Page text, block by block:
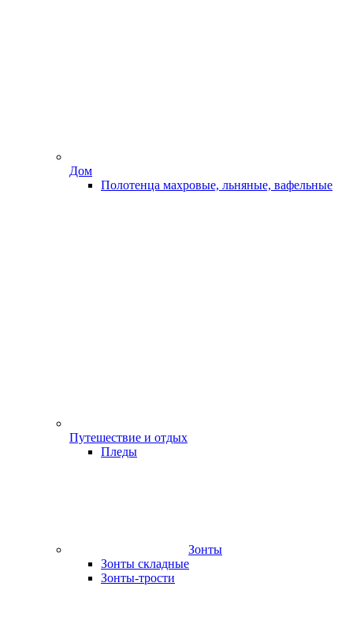
Дом
Полотенца махровые, льняные, вафельные
Путешествие и отдых
Пледы
Зонты
Зонты складные
Зонты-трости